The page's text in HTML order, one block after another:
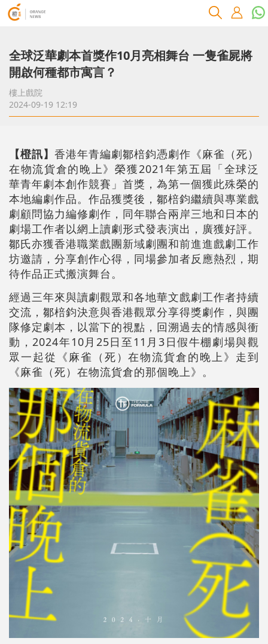
全球泛華劇本首獎作10月亮相舞台 一隻雀屍將
開啟何種都市寓言？
樓上戲院
2024-09-19 12:19
【橙訊】 香港年青編劇鄒棓鈞憑劇作《麻雀（死）
在物流貨倉的晚上》榮獲2021年第五屆「全球泛
華青年劇本創作競賽」首獎，為第一個獲此殊榮的
本地編劇作品。作品獲獎後，鄒棓鈞繼續與專業戲
劇顧問協力編修劇作，同年聯合兩岸三地和日本的
劇場工作者以網上讀劇形式發表演出，廣獲好評。
鄒氏亦獲香港職業戲團新域劇團和前進進戲劇工作
坊邀請，分享創作心得，同場參加者反應熱烈，期
待作品正式搬演舞台。
經過三年來與讀劇觀眾和各地華文戲劇工作者持續
交流，鄒棓鈞決意與香港觀眾分享得獎劇作，與團
隊修定劇本，以當下的視點，回溯過去的情感與衝
動，2024年10月25日至11月3日假牛棚劇場與觀
眾一起從《麻雀（死）在物流貨倉的晚上》走到
《麻雀（死）在物流貨倉的那個晚上》。